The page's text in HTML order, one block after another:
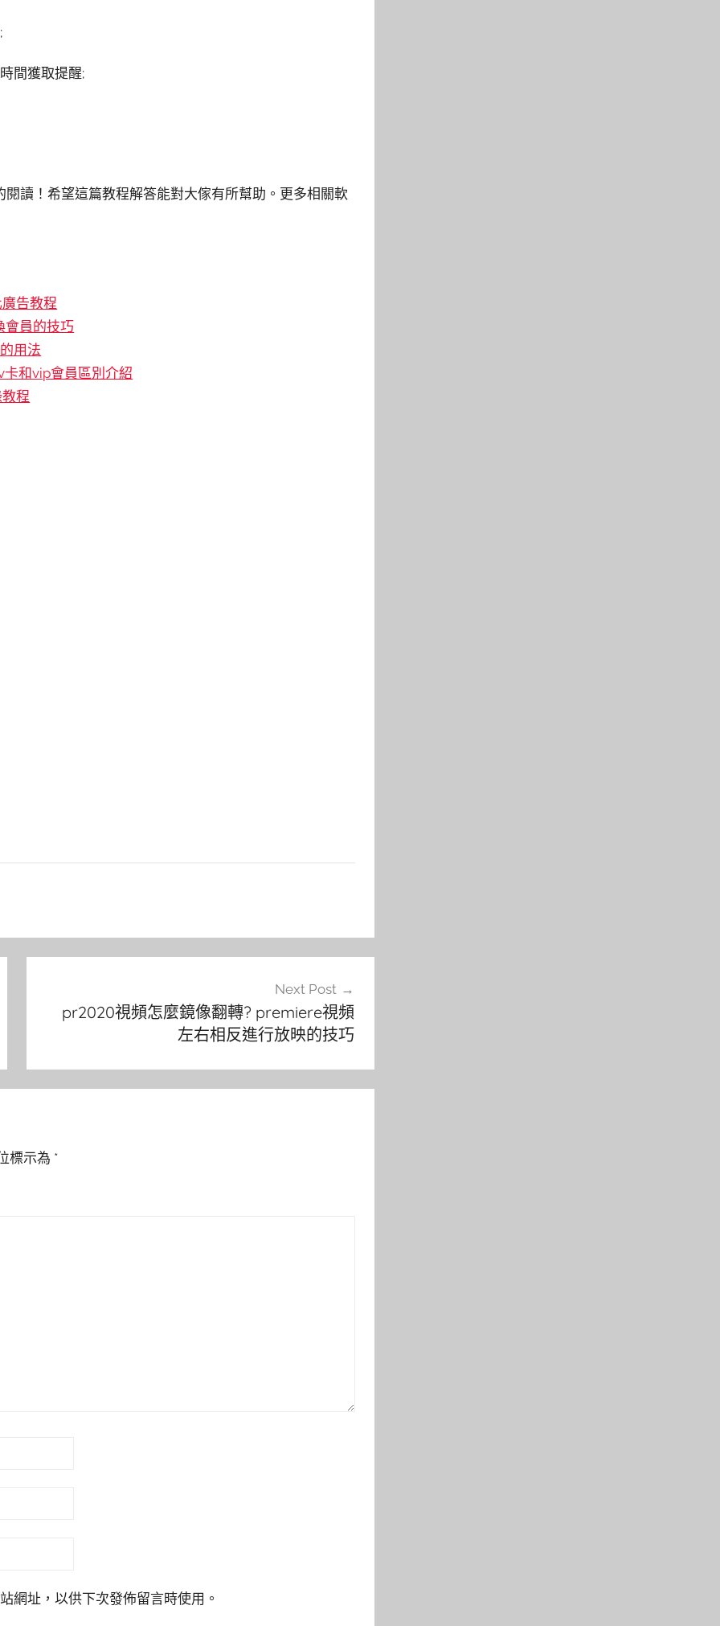
間獲取提醒;
讀！希望這篇教程解答能對大傢有所幫助。更多相關軟
告教程
會員的技巧
用法
和vip會員區別介紹
程
Next Post
pr2020視頻怎麼鏡像翻轉? premiere視頻
左右相反進行放映的技巧
標示為 *
網址，以供下次發佈留言時使用。